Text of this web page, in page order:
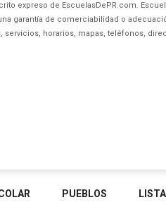
expreso de EscuelasDePR.com.
garantía de comerciabilidad o
servicios, horarios, mapas, teléfonos,
PUEBLOS